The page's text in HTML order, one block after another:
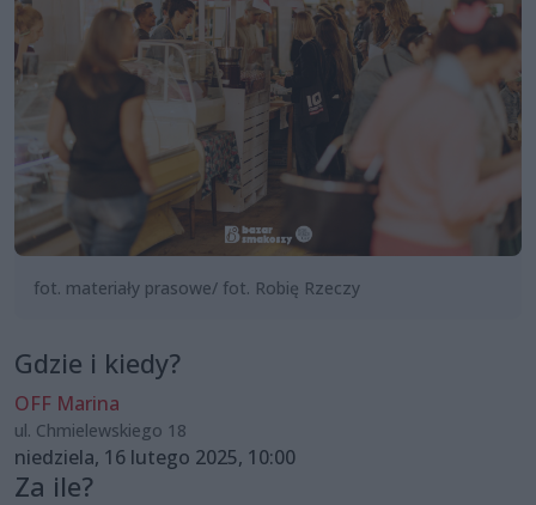
fot. materiały prasowe/ fot. Robię Rzeczy
Gdzie i kiedy?
OFF Marina
ul. Chmielewskiego 18
niedziela, 16 lutego 2025, 10:00
Za ile?